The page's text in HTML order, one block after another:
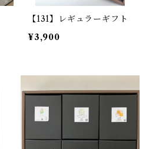
【131】レギュラーギフト
¥3,900